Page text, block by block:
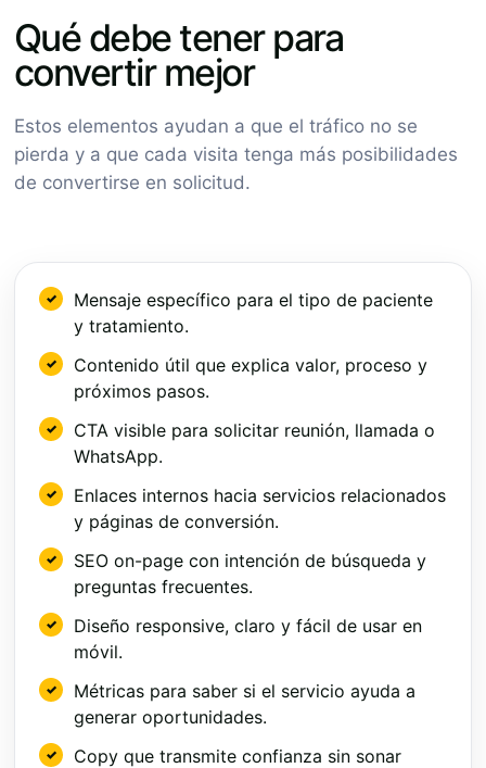
Qué debe tener para
convertir mejor
Estos elementos ayudan a que el tráfico no se
pierda y a que cada visita tenga más posibilidades
de convertirse en solicitud.
Mensaje específico para el tipo de paciente
y tratamiento.
Contenido útil que explica valor, proceso y
próximos pasos.
CTA visible para solicitar reunión, llamada o
WhatsApp.
Enlaces internos hacia servicios relacionados
y páginas de conversión.
SEO on-page con intención de búsqueda y
preguntas frecuentes.
Diseño responsive, claro y fácil de usar en
móvil.
Métricas para saber si el servicio ayuda a
generar oportunidades.
Copy que transmite confianza sin sonar